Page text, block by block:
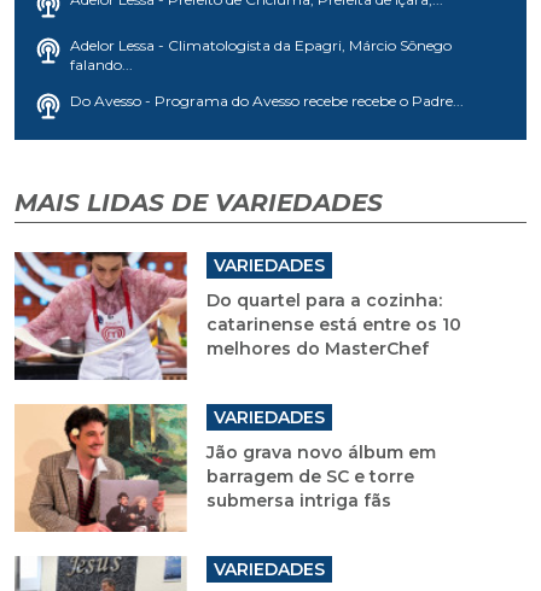
Adelor Lessa - Climatologista da Epagri, Márcio Sônego
falando...
Do Avesso - Programa do Avesso recebe recebe o Padre...
MAIS LIDAS DE VARIEDADES
VARIEDADES
Do quartel para a cozinha:
catarinense está entre os 10
melhores do MasterChef
VARIEDADES
Jão grava novo álbum em
barragem de SC e torre
submersa intriga fãs
VARIEDADES